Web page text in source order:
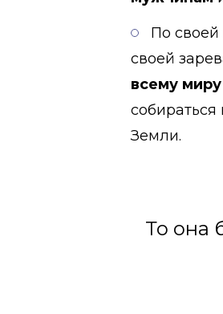
По
своей
всему миру
Земли.
То она